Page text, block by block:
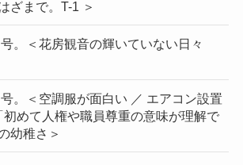
ざまで。T-1 ＞
。＜花房観音の輝いていない日々
。＜空調服が面白い ／ エアコン設置
初めて人権や職員尊重の意味が理解で
幼稚さ＞